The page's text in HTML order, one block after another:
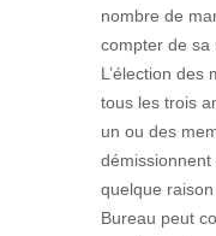
nombre de
compter de sa
L’élection des
tous les trois
un ou des
quelque
Bureau peut